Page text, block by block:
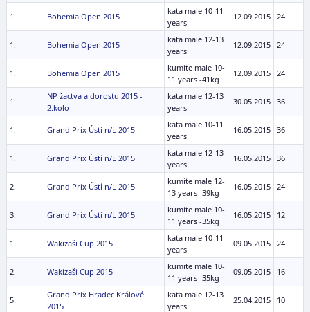
1. Bohemia Open 2015
kata male 10-11
years
12.09.2015 24
1. Bohemia Open 2015
kata male 12-13
years
12.09.2015 24
1. Bohemia Open 2015
kumite male 10-
11 years -41kg
12.09.2015 24
1.
NP žactva a dorostu 2015 -
2.kolo
kata male 12-13
years
30.05.2015 36
1. Grand Prix Ústí n/L 2015
kata male 10-11
years
16.05.2015 36
1. Grand Prix Ústí n/L 2015
kata male 12-13
years
16.05.2015 36
2. Grand Prix Ústí n/L 2015
kumite male 12-
13 years -39kg
16.05.2015 24
3. Grand Prix Ústí n/L 2015
kumite male 10-
11 years -35kg
16.05.2015 12
1. Wakizaši Cup 2015
kata male 10-11
years
09.05.2015 24
2. Wakizaši Cup 2015
kumite male 10-
11 years -35kg
09.05.2015 16
5.
Grand Prix Hradec Králové
2015
kata male 12-13
years
25.04.2015 10